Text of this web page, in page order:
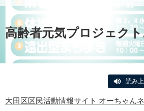
高齢者元気プロジェク
読み
大田区区民活動情報サイト オーちゃん